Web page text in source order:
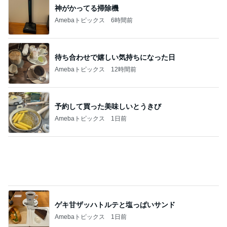
旦那が3切れも残したとんかつ
そこにあったから読んだ意外な本
Amebaトピックス 1日前